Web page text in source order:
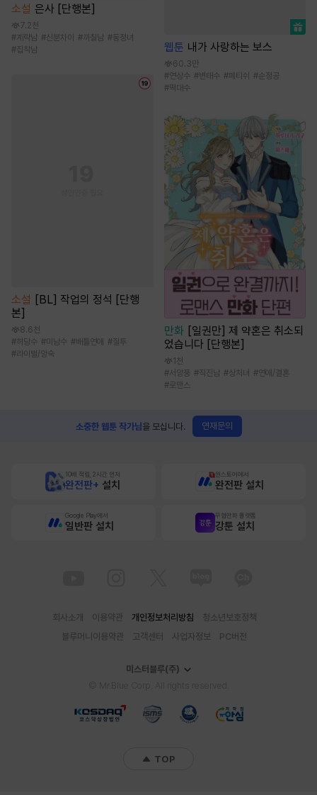
소설 은사 [단행본]
7.2천
# 계략남 #신분차이 #까칠남 #동정녀
#집착남
소설
[BL] 작업의 정석 [단행
본]
8.6천
#허당수 #미남수 #배틀연애 #질투
#라이벌/앙숙
웹툰 내가 사랑하는 보스
60.3만
#연상수 #변태수 #페티쉬 #순정공
#떡대수
만화
[일권만] 제 약혼은 취소되
었습니다 [단행본]
1천
#서양풍 #직진남 #상처녀 #연애/결혼
#로맨스
소중한 웹툰 작가님을 모십니다. 연재문의
10배 적립, 2시간 먼저
완전판+ 설치
원스토어에서
완전판 설치
Google Play에서
일반판 설치
무협만화 플랫폼
강툰 설치
회사소개 이용약관 개인정보처리방침
청소년보호정책
블루머니이용약관
고객센터 사업자정보 PC버전
미스터블루(주)
TOP